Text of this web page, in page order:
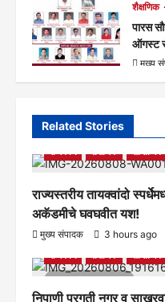
शैक्षणिक
पारस
ऑगस्ट
मुख्य
Related Stories
आरोग्य क्रीडा ताज्या बातम्या
राजकीय
शैक्षणिक सामाजिक
राज्यस्तरीय तायक्वांदो
अकॅडमीचे घवघवीत यश!
मुख्य संपादक 3 hours ago
1 minute read
आरोग्य क्रीडा ताज्या बातम्या
राजकीय
शैक्षणिक सामाजिक
निपाणी प्रगती नगर व